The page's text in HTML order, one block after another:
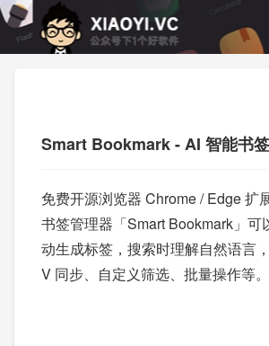
Smart Bookmark - AI 智能书
免费开源浏览器 Chrome / Edge 扩
书签管理器「Smart Bookmark」可
动生成标签，搜索时理解自然语言
V 同步、自定义筛选、批量操作等